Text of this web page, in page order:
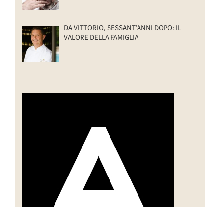
DA VITTORIO, SESSANT’ANNI DOPO: IL
VALORE DELLA FAMIGLIA